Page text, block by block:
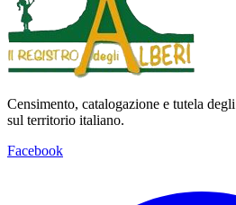
Censimento, catalogazione e tutela
sul territorio italiano.
Facebook